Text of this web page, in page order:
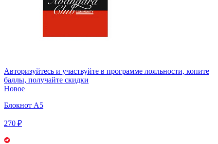
Авторизуйтесь и участвуйте в программе лояльности, копите
баллы, получайте скидки
Новое
Блокнот А5
270 ₽